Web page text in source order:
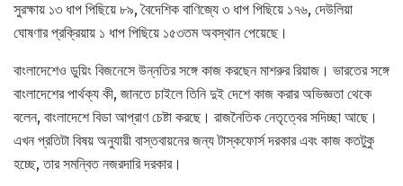
সুরক্ষায় ১৩ ধাপ পিছিয়ে ৮৯, বৈদেশিক বাণিজ্যে ৩ ধাপ পিছিয়ে ১৭৬, দেউলিয়া
ঘোষণার প্রক্রিয়ায় ১ ধাপ পিছিয়ে ১৫৩তম অবস্থান পেয়েছে।
বাংলাদেশেও ডুয়িং বিজনেসে উন্নতির সঙ্গে কাজ করছেন মাশরুর রিয়াজ। ভারতের সঙ্গে
বাংলাদেশের পার্থক্য কী, জানতে চাইলে তিনি দুই দেশে কাজ করার অভিজ্ঞতা থেকে
বলেন, বাংলাদেশে বিডা আপ্রাণ চেষ্টা করছে। রাজনৈতিক নেতৃত্বের সদিচ্ছা আছে।
এখন প্রতিটা বিষয় অনুযায়ী বাস্তবায়নের জন্য টাস্কফোর্স দরকার এবং কাজ কতটুকু
হচ্ছে, তার সমন্বিত নজরদারি দরকার।